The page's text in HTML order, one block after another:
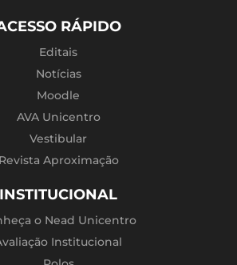
RÁPIDO
Editais
Notícias
Moodle
AVA Unicentro
Vestibular
Revista Aproximação
INSTITUCIONAL
o Nead Unicentro
Institucional